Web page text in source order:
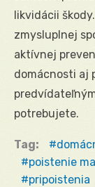
likvidácii
zmysluplnej
aktívnej
domácnosti aj
potrebujete.
Tag:
poistenie
pripoistenia